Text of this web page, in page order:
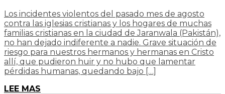
Los incidentes violentos del pasado mes de agosto
contra las iglesias cristianas y los hogares de muchas
familias cristianas en la ciudad de Jaranwala (Pakistán),
no han dejado indiferente a nadie. Grave situación de
riesgo para nuestros hermanos y hermanas en Cristo
allí, que pudieron huir y no hubo que lamentar
pérdidas humanas, quedando bajo […]
LEE MAS